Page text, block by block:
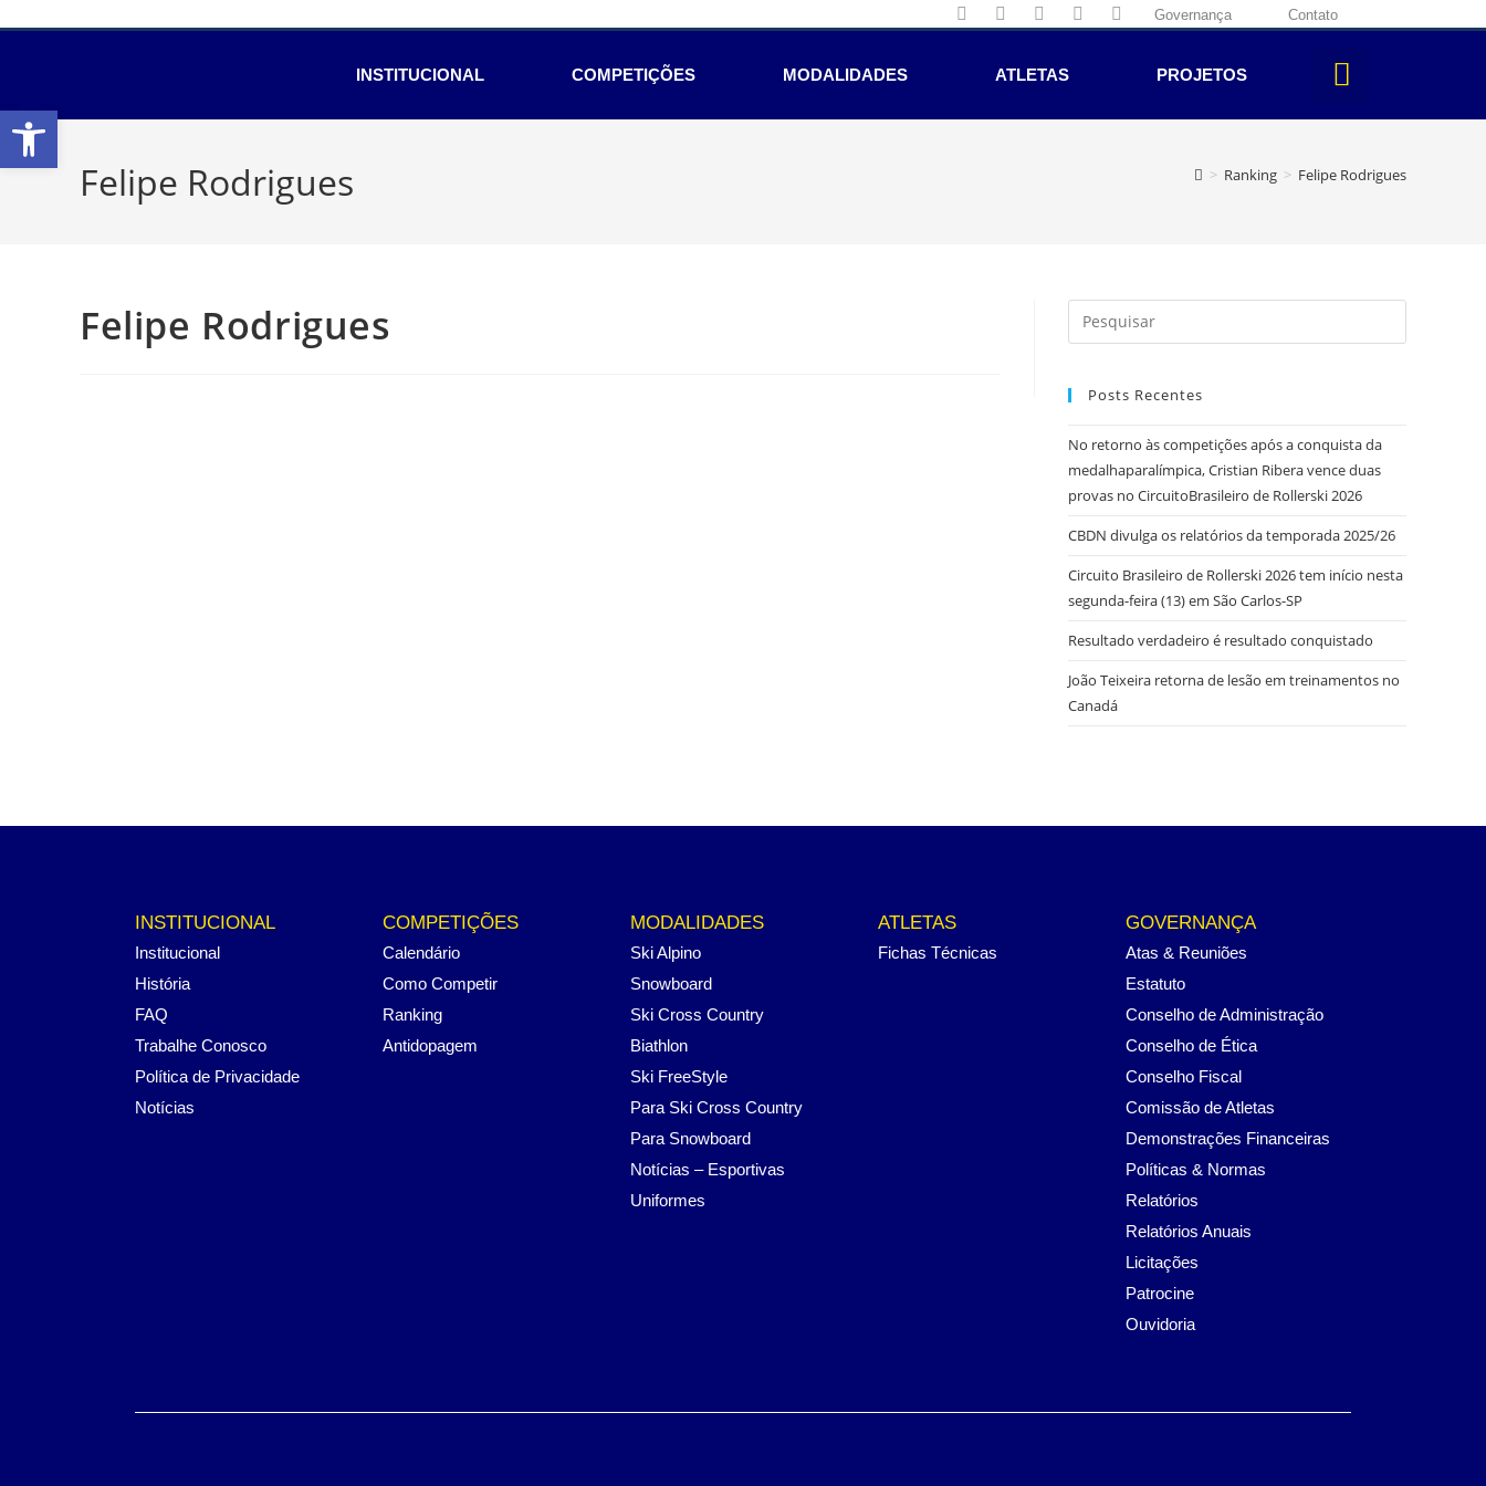
Abrir a barra de ferramentas
Governança Contato
INSTITUCIONAL COMPETIÇÕES MODALIDADES ATLETAS PROJETOS
Felipe Rodrigues > Ranking > Felipe Rodrigues
Felipe Rodrigues
Posts Recentes
No retorno às competições após a conquista da
medalhaparalímpica, Cristian Ribera vence duas
provas no CircuitoBrasileiro de Rollerski 2026
CBDN divulga os relatórios da temporada 2025/26
Circuito Brasileiro de Rollerski 2026 tem início nesta
segunda-feira (13) em São Carlos-SP
Resultado verdadeiro é resultado conquistado
João Teixeira retorna de lesão em treinamentos no
Canadá
INSTITUCIONAL
Institucional
História
FAQ
Trabalhe Conosco
Política de Privacidade
Notícias
COMPETIÇÕES
Calendário
Como Competir
Ranking
Antidopagem
MODALIDADES
Ski Alpino
Snowboard
Ski Cross Country
Biathlon
Ski FreeStyle
Para Ski Cross Country
Para Snowboard
Notícias – Esportivas
Uniformes
ATLETAS
Fichas Técnicas
GOVERNANÇA
Atas & Reuniões
Estatuto
Conselho de Administração
Conselho de Ética
Conselho Fiscal
Comissão de Atletas
Demonstrações Financeiras
Políticas & Normas
Relatórios
Relatórios Anuais
Licitações
Patrocine
Ouvidoria